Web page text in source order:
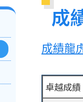
成
成績龍
卓越成績